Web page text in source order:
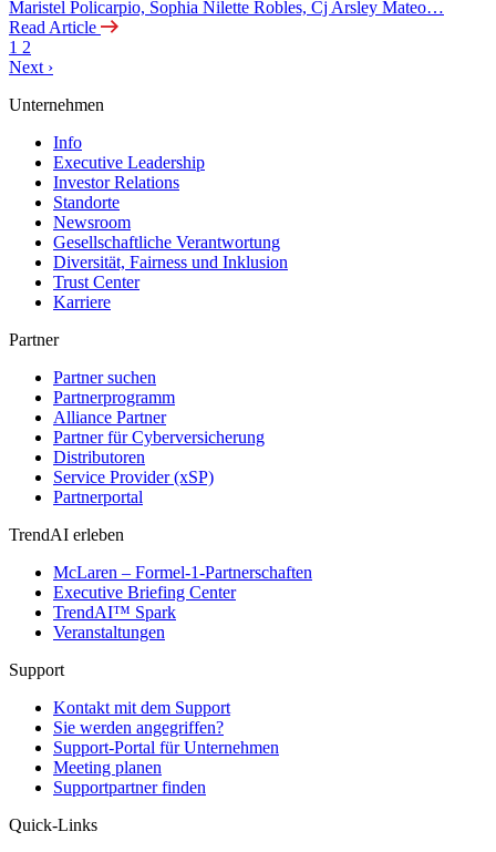
Maristel Policarpio, Sophia Nilette Robles, Cj Arsley Mateo…
Read Article
1 2
Next ›
Unternehmen
Info
Executive Leadership
Investor Relations
Standorte
Newsroom
Gesellschaftliche Verantwortung
Diversität, Fairness und Inklusion
Trust Center
Karriere
Partner
Partner suchen
Partnerprogramm
Alliance Partner
Partner für Cyberversicherung
Distributoren
Service Provider (xSP)
Partnerportal
TrendAI erleben
McLaren – Formel-1-Partnerschaften
Executive Briefing Center
TrendAI™ Spark
Veranstaltungen
Support
Kontakt mit dem Support
Sie werden angegriffen?
Support-Portal für Unternehmen
Meeting planen
Supportpartner finden
Quick-Links